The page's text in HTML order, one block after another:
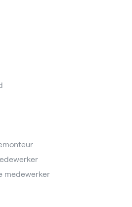
medewerker